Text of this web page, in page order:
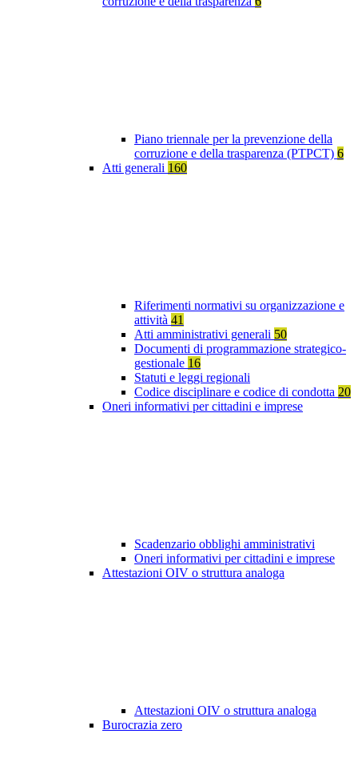
Piano triennale per la prevenzione della
corruzione e della trasparenza (PTPCT) 6
Atti generali 160
Riferimenti normativi su organizzazione e
attività 41
Atti amministrativi generali 50
Documenti di programmazione strategico-
gestionale 16
Statuti e leggi regionali
Codice disciplinare e codice di condotta 20
Oneri informativi per cittadini e imprese
Scadenzario obblighi amministrativi
Oneri informativi per cittadini e imprese
Attestazioni OIV o struttura analoga
Attestazioni OIV o struttura analoga
Burocrazia zero